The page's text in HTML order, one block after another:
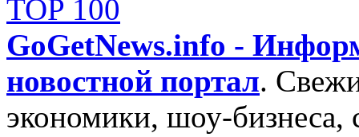
GoGetNews.info -
новостной портал.
экономики, шоу-бизнеса,